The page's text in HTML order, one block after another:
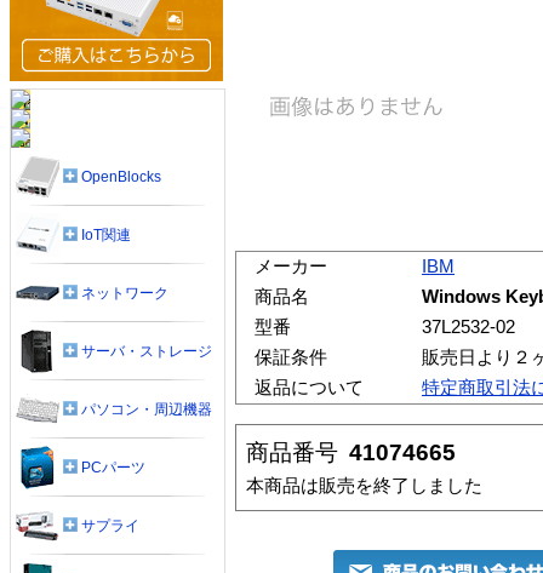
メーカー
IBM
商品名
Windows
型番
37L2532-02
保証条件
販売日より２
返品について
特定商取引法
商品番号 41074665
本商品は販売を終了しました
OpenBlocks
IoT関連
ネットワーク
サーバ・ストレージ
パソコン・周辺機器
PCパーツ
サプライ